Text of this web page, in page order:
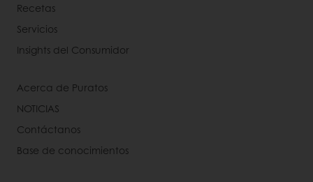
Recetas
Servicios
Insights del Consumidor
Acerca de Puratos
NOTICIAS
Contáctanos
Base de conocimientos